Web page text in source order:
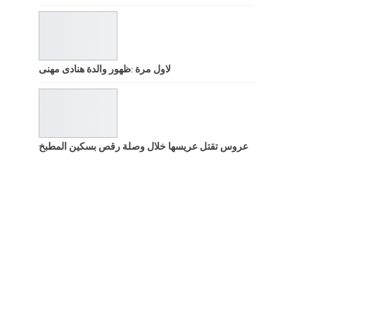
لاول مرة :ظهور والدة هنادى مهنى
عروس تقتل عريسها خلال وصلة رقص بسكين المطبخ